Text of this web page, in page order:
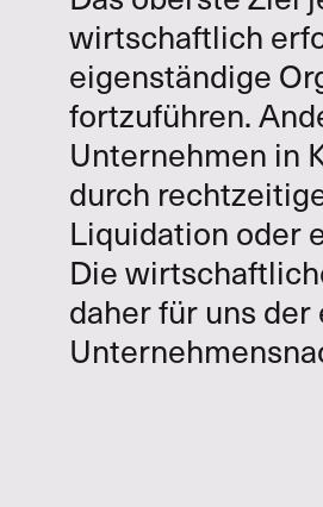
wirtschaftlich
eigenständige
fortzuführen.
Unternehmen in
durch
Liquidation oder
Die
daher für uns